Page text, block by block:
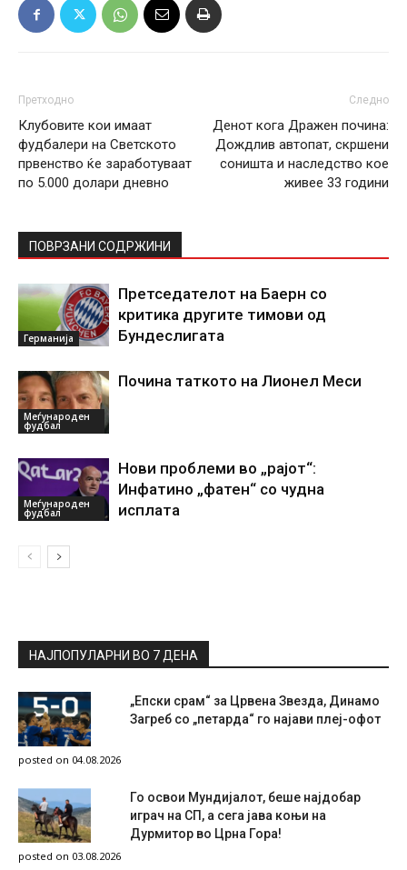
Претходно
Клубовите кои имаат
фудбалери на Светското
првенство ќе заработуваат
по 5.000 долари дневно
Следно
Денот кога Дражен почина:
Дождлив автопат, скршени
соништа и наследство кое
живее 33 години
ПОВРЗАНИ СОДРЖИНИ
Германија
Претседателот на Баерн со
критика другите тимови од
Бундеслигата
Меѓународен
фудбал
Почина таткото на Лионел Меси
Меѓународен
фудбал
Нови проблеми во „рајот“:
Инфатино „фатен“ со чудна
исплата
НАЈПОПУЛАРНИ ВО 7 ДЕНА
„Епски срам“ за Црвена Звезда, Динамо
Загреб со „петарда“ го најави плеј-офот
posted on 04.08.2026
Го освои Мундијалот, беше најдобар
играч на СП, а сега јава коњи на
Дурмитор во Црна Гора!
posted on 03.08.2026